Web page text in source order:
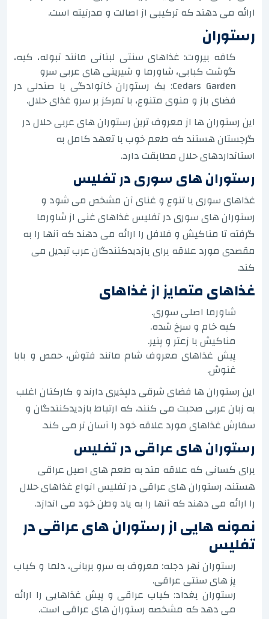
ارائه می دهند که ترکیبی از اصالت و مدرنیته است.
رستوران
کافه بیروت: غذاهای سنتی لبنانی مانند تبوله، کبه،
گوشت کبابی، شاورما و شیرینی های عربی سرو
Cedars Garden: یک رستوران خانوادگی با صندلی در
فضای باز و منوی متنوع، با تمرکز بر سرو غذای حلال.
این رستوران ها از معروف ترین رستوران های عربی حلال در
گرجستان هستند که طعم خوب با تعهد کامل به
استانداردهای حلال مطابقت دارد.
رستوران های سوری در تفلیس
غذاهای سوری با تنوع و غنای آن مشخص می شود و
رستوران های سوری در تفلیس غذاهای غنی از شاورما
گرفته تا مناکیش و فلافل را ارائه می دهند که آنها را به
مقصدی مورد علاقه برای بازدیدکنندگان عرب تبدیل می
کند.
غذاهای متمایز از غذاهای
شاورما اصلی سوری.
کبه خام و سرخ شده.
مناکیش با زعتر و پنیر.
پیش غذاهای معروف شام مانند فتوش، حمص و بابا
غنوش.
این رستوران ها فضای شرقی دلپذیری دارند و کارکنان اغلب
به زبان عربی صحبت می کنند، که ارتباط بازدیدکنندگان و
سفارش غذاهای مورد علاقه خود را آسان تر می کند.
رستوران های عراقی در تفلیس
برای کسانی که علاقه مند به طعم های اصیل عراقی
هستند، رستوران های عراقی در تفلیس انواع غذاهای حلال
را ارائه می دهند که آنها را به یاد وطن خود می اندازد.
نمونه هایی از رستوران های عراقی در
تفلیس
رستوران نهر دجله: معروف به سرو بریانی، دلما و کباب
پز های سنتی عراقی.
رستوران بغداد: کباب عراقی و پیش غذاهایی را ارائه
می دهد که مشخصه رستوران های عراقی است.